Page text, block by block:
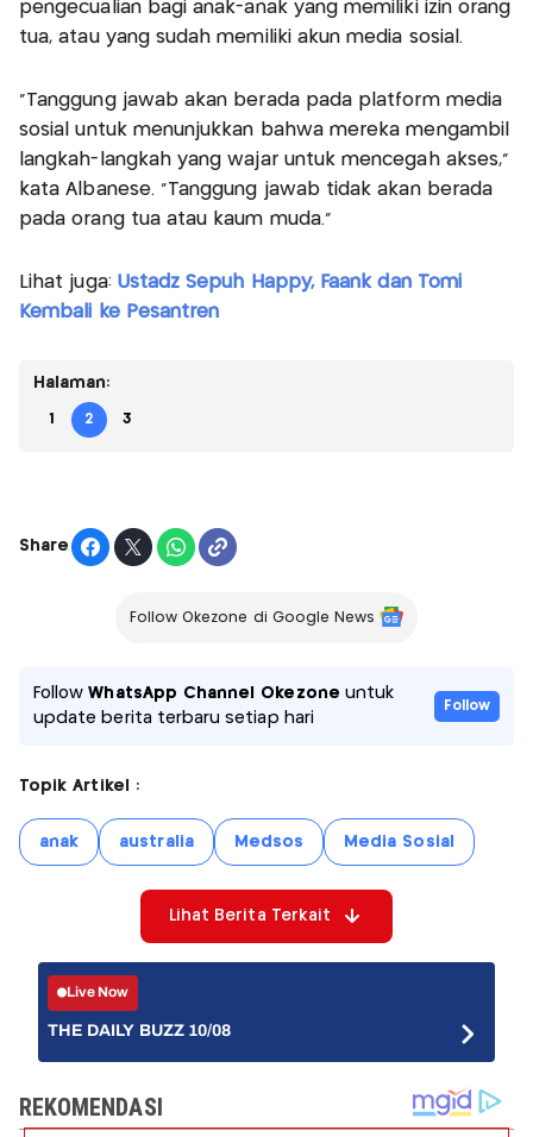
pengecualian bagi anak-anak yang memiliki izin orang
tua, atau yang sudah memiliki akun media sosial.
"Tanggung jawab akan berada pada platform media
sosial untuk menunjukkan bahwa mereka mengambil
langkah-langkah yang wajar untuk mencegah akses,"
kata Albanese. "Tanggung jawab tidak akan berada
pada orang tua atau kaum muda."
Lihat juga: Ustadz Sepuh Happy, Faank dan Tomi
Kembali ke Pesantren
Halaman:
1 2 3
Share
Follow Okezone di Google News
FollowWhatsApp Channel Okezone untuk
update berita terbaru setiap hari
Follow
Topik Artikel :
anak australia Medsos Media Sosial
Lihat Berita Terkait
Live Now
THE DAILY BUZZ 10/08